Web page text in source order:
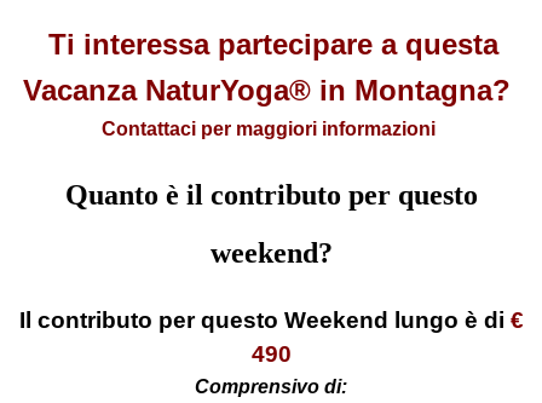
Ti interessa partecipare a questa
Vacanza NaturYoga® in Montagna?
Contattaci per maggiori informazioni
Quanto è il contributo per questo
weekend?
Il contributo per questo Weekend lungo è di €
490
Comprensivo di: